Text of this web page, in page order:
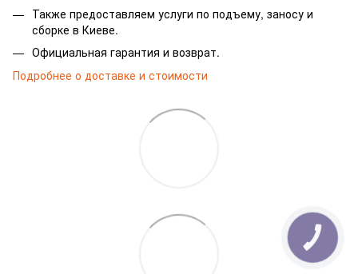
Также предоставляем услуги по подъему, заносу и
сборке в Киеве.
Официальная гарантия и возврат.
Подробнее о доставке и стоимости
КНОПКА
ЗВ'ЯЗКУ